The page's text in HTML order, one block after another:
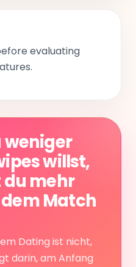
evaluating
weniger
willst,
mehr
Match
Dating ist nicht,
darin, am Anfang